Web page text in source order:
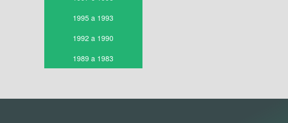
1995 a 1993
1992 a 1990
1989 a 1983